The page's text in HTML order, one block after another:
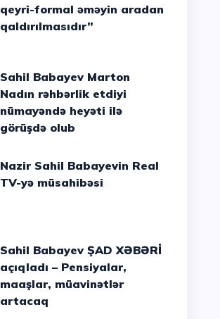
qeyri-formal əməyin aradan
qaldırılmasıdır”
Sahil Babayev Marton
Nadın rəhbərlik etdiyi
nümayəndə heyəti ilə
görüşdə olub
Nazir Sahil Babayevin Real
TV-yə müsahibəsi
Sahil Babayev ŞAD XƏBƏRİ
açıqladı – Pensiyalar,
maaşlar, müavinətlər
artacaq